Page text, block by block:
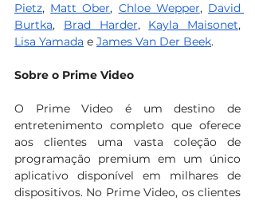
Pietz, Matt Ober, Chloe Wepper, David
Burtka, Brad Harder, Kayla Maisonet
Lisa Yamada e James Van Der Beek.
Sobre o Prime Video
O Prime Video é um destino de
entretenimento completo que oferece
aos clientes uma vasta coleção de
programação premium em um único
aplicativo disponível em milhares de
dispositivos. No Prime Video, os clientes